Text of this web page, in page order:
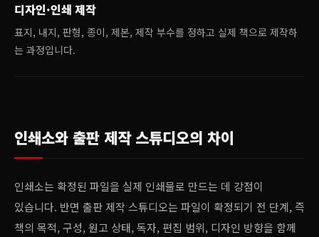
디자인·인쇄 제작
표지, 내지, 판형, 종이, 제본, 제작 부수를 정하고 실제 책으로 제작하
는 과정입니다.
인쇄소와 출판 제작 스튜디오의 차이
인쇄소는 확정된 파일을 실제 인쇄물로 만드는 데 강점이
있습니다. 반면 출판 제작 스튜디오는 파일이 확정되기 전 단계, 즉
책의 목적, 구성, 원고 상태, 독자, 편집 범위, 디자인 방향을 함께